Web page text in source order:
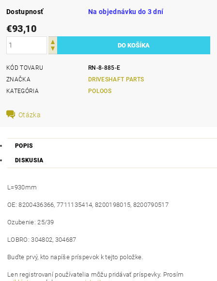
Dostupnosť Na objednávku do 3 dní
€93,10
KÓD TOVARU
RN-8-885-E
ZNAČKA
DRIVESHAFT PARTS
KATEGÓRIA
POLOOS
Otázka
POPIS
DISKUSIA
L=930mm
OE: 8200436366, 7711135414, 8200198015, 8200790517
Ozubenie: 25/39
LOBRO: 304802, 304687
Buďte prvý, kto napíše príspevok k tejto položke.
Len registrovaní používatelia môžu pridávať príspevky. Prosím